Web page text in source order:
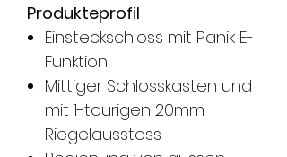
Produkteprofil
Einsteckschloss mit Panik E-
Funktion
Mittiger Schlosskasten und
mit 1-tourigen 20mm
Riegelausstoss